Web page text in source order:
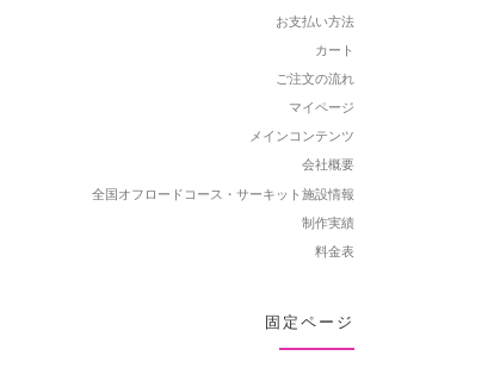
お支払い方法
カート
ご注文の流れ
マイページ
メインコンテンツ
会社概要
全国オフロードコース・サーキット施設情報
制作実績
料金表
固定ページ